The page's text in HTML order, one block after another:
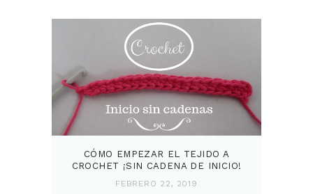
CÓMO EMPEZAR EL TEJIDO A
CROCHET ¡SIN CADENA DE INICIO!
FEBRERO 22, 2019